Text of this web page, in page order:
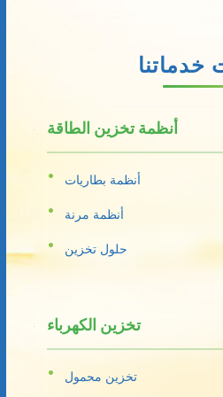
خدماتنا
أنظمة تخزين الطاقة
أنظمة بطاريات
أنظمة مرنة
حلول تخزين
تخزين الكهرباء
تخزين محمول